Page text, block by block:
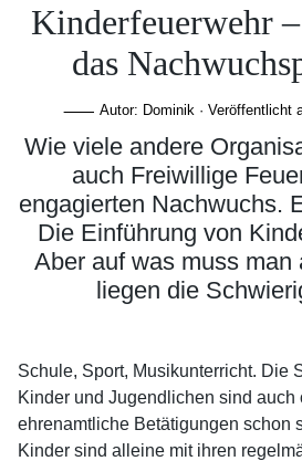
Kinderfeuerwehr
das
Autor: Dominik · Veröffentlicht
Wie viele andere
auch Freiwillige
engagierten Nachwuchs.
Die Einführung von
Aber auf was muss man
liegen die
Schule, Sport, Musikunterricht. Die
Kinder und Jugendlichen sind auch
ehrenamtliche Betätigungen schon
Kinder sind alleine mit ihren